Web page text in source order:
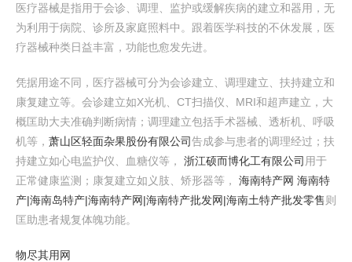
医疗器械是指用于会诊、调理、监护或缓解疾病的建立和器用，无
为利用于病院、诊所及家庭照料中。跟着医学科技的不休发展，医
疗器械种类日益丰富，功能也愈发先进。
凭据用途不同，医疗器械可分为会诊建立、调理建立、扶持建立和
康复建立等。会诊建立如X光机、CT扫描仪、MRI和超声建立，大
概匡助大夫准确判断病情；调理建立包括手术器械、透析机、呼吸
机等， 萧山区轻面杂果股份有限公司告成参与患者的调理经过；扶
持建立如心电监护仪、血糖仪等， 浙江硕而博化工有限公司 用于
正常健康监测；康复建立如义肢、矫形器等， 海南特产网 海南特
产|海南岛特产|海南特产网|海南特产批发网|海南土特产批发零售则
匡助患者规复体魄功能。
物尽其用网